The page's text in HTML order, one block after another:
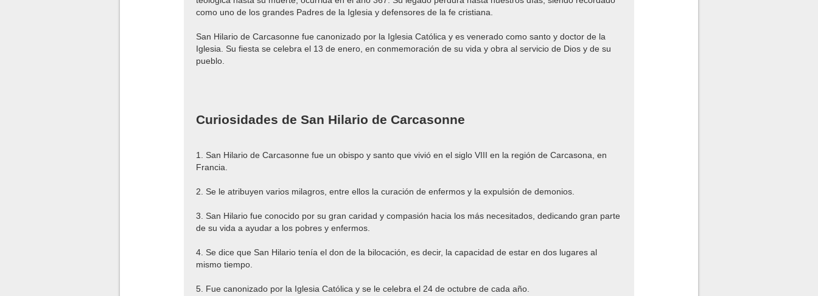
como uno de los grandes Padres de la Iglesia y defensores de la fe cristiana.
San Hilario de Carcasonne fue canonizado por la Iglesia Católica y es venerado como santo y doctor de la
Iglesia. Su fiesta se celebra el 13 de enero, en conmemoración de su vida y obra al servicio de Dios y de su
pueblo.
Curiosidades de San Hilario de Carcasonne
1. San Hilario de Carcasonne fue un obispo y santo que vivió en el siglo VIII en la región de Carcasona, en
Francia.
2. Se le atribuyen varios milagros, entre ellos la curación de enfermos y la expulsión de demonios.
3. San Hilario fue conocido por su gran caridad y compasión hacia los más necesitados, dedicando gran parte
de su vida a ayudar a los pobres y enfermos.
4. Se dice que San Hilario tenía el don de la bilocación, es decir, la capacidad de estar en dos lugares al
mismo tiempo.
5. Fue canonizado por la Iglesia Católica y se le celebra el 24 de octubre de cada año.